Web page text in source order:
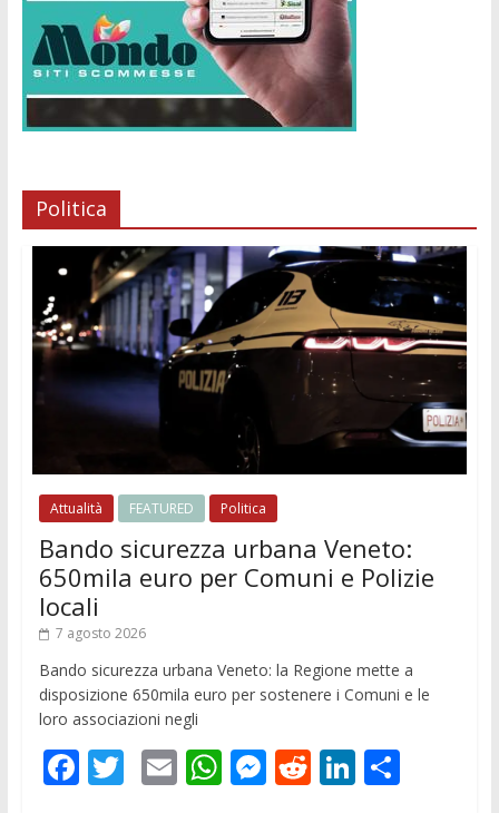
Politica
Attualità FEATURED Politica
Bando sicurezza urbana Veneto:
650mila euro per Comuni e Polizie
locali
7 agosto 2026
Bando sicurezza urbana Veneto: la Regione mette a
disposizione 650mila euro per sostenere i Comuni e le
loro associazioni negli
F T E W M R Li C